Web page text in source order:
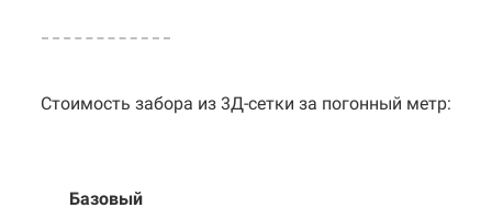
Стоимость забора из 3Д-сетки за погонный метр:
Базовый